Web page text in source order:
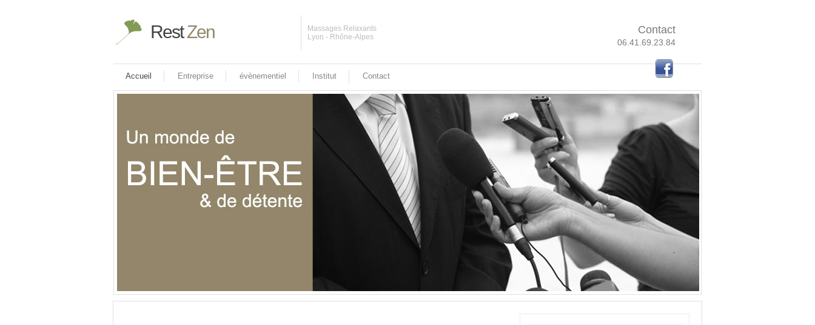
RestZen
Massages Relaxants
Lyon - Rhône-Alpes
Accueil Entreprise évènementiel Institut Contact
Contact
06.41.69.23.84